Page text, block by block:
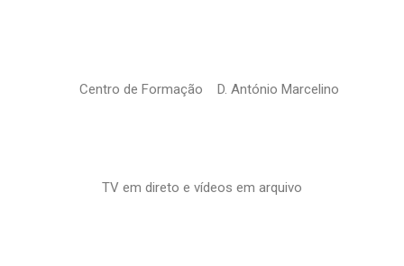
Centro de Formação D. António Marcelino
TV em direto e vídeos em arquivo